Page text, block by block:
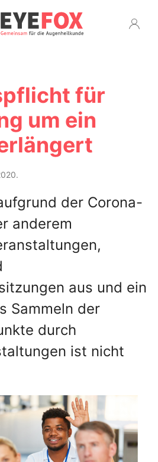
für
um ein
der Corona-
anderem
aus und ein
Sammeln der
durch
ist nicht